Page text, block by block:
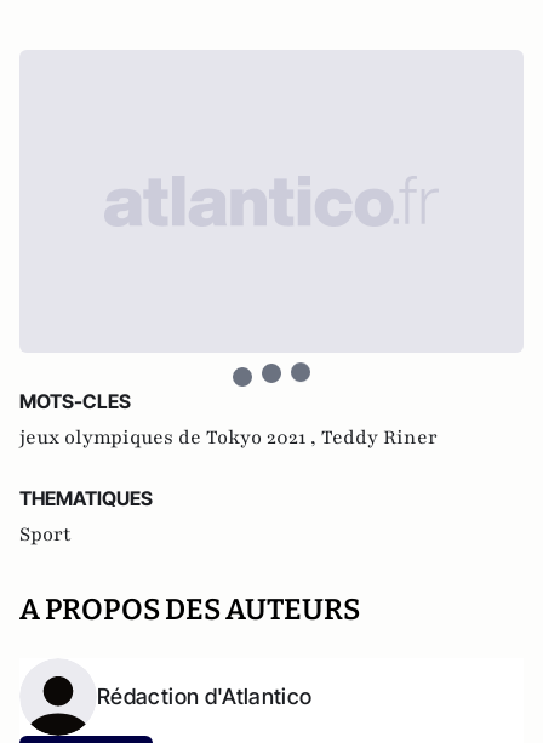
MOTS-CLES
jeux olympiques de Tokyo 2021 , Teddy Riner
THEMATIQUES
Sport
A PROPOS DES AUTEURS
Rédaction d'Atlantico